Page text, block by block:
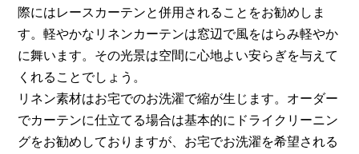
際にはレースカーテンと併用されることをお勧めしま
す。軽やかなリネンカーテンは窓辺で風をはらみ軽やか
に舞います。その光景は空間に心地よい安らぎを与えて
くれることでしょう。
リネン素材はお宅でのお洗濯で縮が生じます。オーダー
でカーテンに仕立てる場合は基本的にドライクリーニン
グをお勧めしておりますが、お宅でお洗濯を希望される